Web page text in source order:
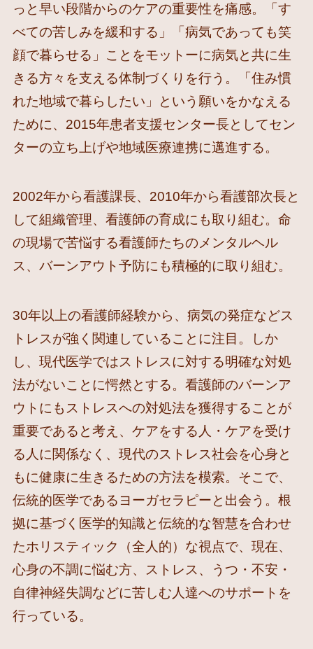
っと早い段階からのケアの重要性を痛感。「す
べての苦しみを緩和する」「病気であっても笑
顔で暮らせる」ことをモットーに病気と共に生
きる方々を支える体制づくりを行う。「住み慣
れた地域で暮らしたい」という願いをかなえる
ために、2015年患者支援センター長としてセン
ターの立ち上げや地域医療連携に邁進する。
2002年から看護課長、2010年から看護部次長と
して組織管理、看護師の育成にも取り組む。命
の現場で苦悩する看護師たちのメンタルヘル
ス、バーンアウト予防にも積極的に取り組む。
30年以上の看護師経験から、病気の発症などス
トレスが強く関連していることに注目。しか
し、現代医学ではストレスに対する明確な対処
法がないことに愕然とする。看護師のバーンア
ウトにもストレスへの対処法を獲得することが
重要であると考え、ケアをする人・ケアを受け
る人に関係なく、現代のストレス社会を心身と
もに健康に生きるための方法を模索。そこで、
伝統的医学であるヨーガセラピーと出会う。根
拠に基づく医学的知識と伝統的な智慧を合わせ
たホリスティック（全人的）な視点で、現在、
心身の不調に悩む方、ストレス、うつ・不安・
自律神経失調などに苦しむ人達へのサポートを
行っている。